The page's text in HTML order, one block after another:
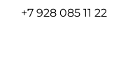
+7 928 085 11 22